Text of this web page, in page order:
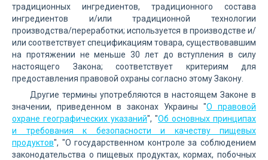
традиционных ингредиентов, традиционного состава
ингредиентов и/или традиционной технологии
производства/переработки; используется в производстве и/
или соответствует спецификациям товара, существовавшим
на протяжении не меньше 30 лет до вступления в силу
настоящего Закона; соответствует критериям для
предоставления правовой охраны согласно этому Закону.
Другие термины употребляются в настоящем Законе в
значении, приведенном в законах Украины "О правовой
охране географических указаний", "Об основных принципах
и требования к безопасности и качеству пищевых
продуктов", "О государственном контроле за соблюдением
законодательства о пищевых продуктах, кормах, побочных